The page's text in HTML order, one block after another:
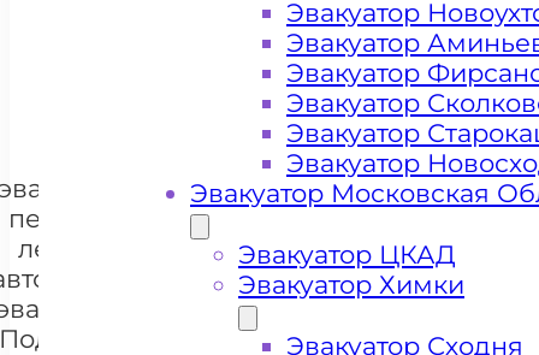
+ 100 РУБЛЕЙ ЗА КИЛОМЕТР
и
перевозки
легковых
Подольское
+7 985 222 99 01
Эвакуатор
Эвакуатор
Эвакуатор
Эвакуатор
Эвакуатор
Эвакуатор
Эвакуатор Московская
Эвакуатор ЦКАД
Эвакуатор Химки
Эвакуатор Сходня